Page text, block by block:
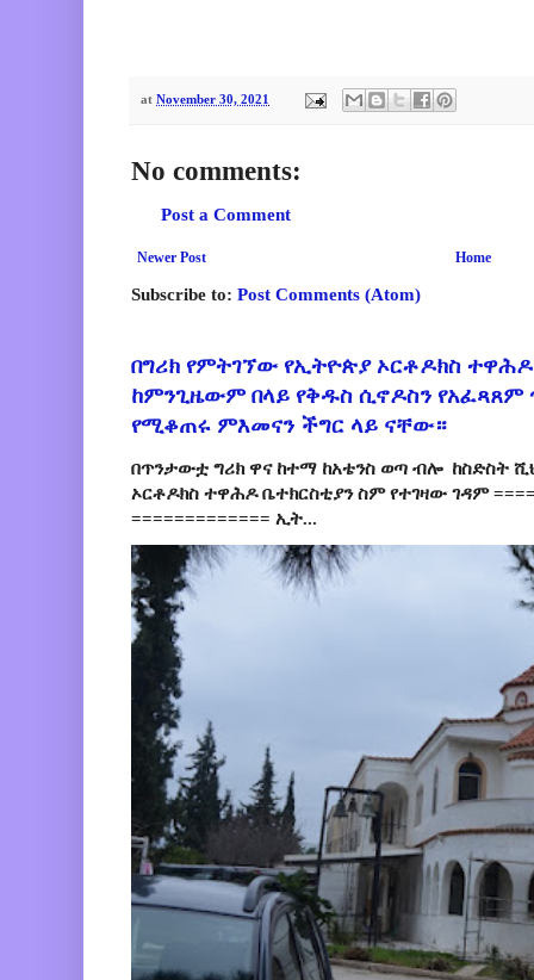
at November 30, 2021
No comments:
Post a Comment
Newer Post Home
Subscribe to: Post Comments (Atom)
በግሪክ የምትገኘው የኢትዮጵያ ኦርቶዶክስ
ከምንጊዜውም በላይ የቅዱስ ሲኖዶስን የአፈጻጸም
የሚቆጠሩ ምእመናን ችግር ላይ ናቸው።
በጥንታውቷ ግሪክ ዋና ከተማ ከአቴንስ ወጣ ብሎ ከስድስት
ኦርቶዶክስ ተዋሕዶ ቤተክርስቲያን ስም የተገዛው ገዳም
============= ኢት...